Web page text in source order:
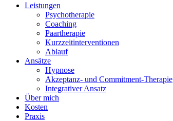
Leistungen
Psychotherapie
Coaching
Paartherapie
Kurzzeitinterventionen
Ablauf
Ansätze
Hypnose
Akzeptanz- und Commitment-Therapie
Integrativer Ansatz
Über mich
Kosten
Praxis